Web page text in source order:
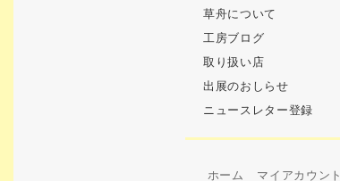
草舟について
工房ブログ
取り扱い店
出展のおしらせ
ニュースレター登録
ホーム マイアカウント